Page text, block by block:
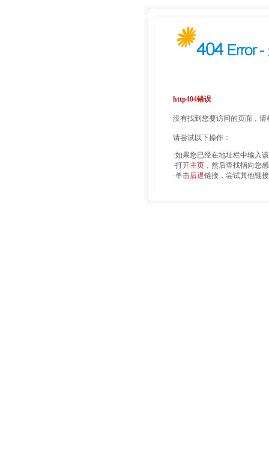
http404错误
没有找到您要访问的页面，
请尝试以下操作：
·如果您已经在地址栏中输入
·打开主页 ，然后查找指向您
·单击后退链接，尝试其他链